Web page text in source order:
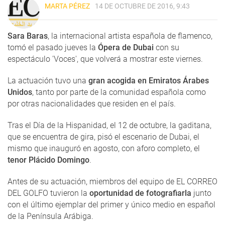
MARTA PÉREZ 14 DE OCTUBRE DE 2016, 9:43
Sara Baras, la internacional artista española de flamenco,
tomó el pasado jueves la Ópera de Dubai con su
espectáculo 'Voces', que volverá a mostrar este viernes.
La actuación tuvo una gran acogida en Emiratos Árabes
Unidos, tanto por parte de la comunidad española como
por otras nacionalidades que residen en el país.
Tras el Día de la Hispanidad, el 12 de octubre, la gaditana,
que se encuentra de gira, pisó el escenario de Dubai, el
mismo que inauguró en agosto, con aforo completo, el
tenor Plácido Domingo.
Antes de su actuación, miembros del equipo de EL CORREO
DEL GOLFO tuvieron la oportunidad de fotografiarla junto
con el último ejemplar del primer y único medio en español
de la Península Arábiga.